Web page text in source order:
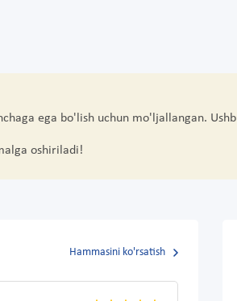
ega bo'lish uchun mo'ljallangan.
oshiriladi!
Hammasini ko'rsatish